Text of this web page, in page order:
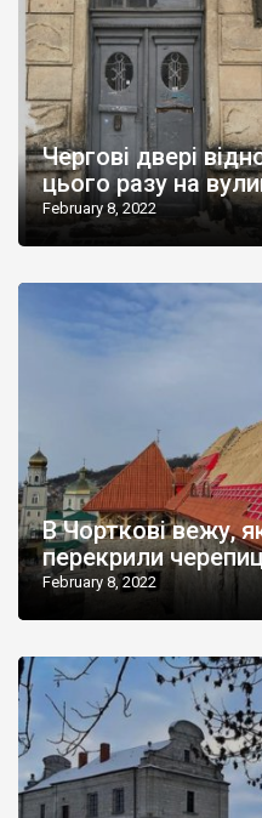
Чергові двері
цього разу на
February 8, 2022
В Чорткові вежу,
перекрили
February 8, 2022